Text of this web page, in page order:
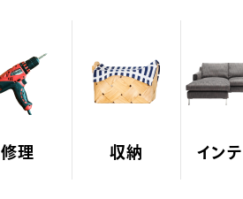
修理 収納 イン